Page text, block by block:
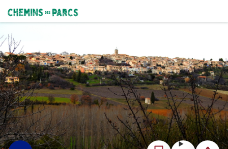
Chemins des Parcs
ImprimerTéléchargerSignaler